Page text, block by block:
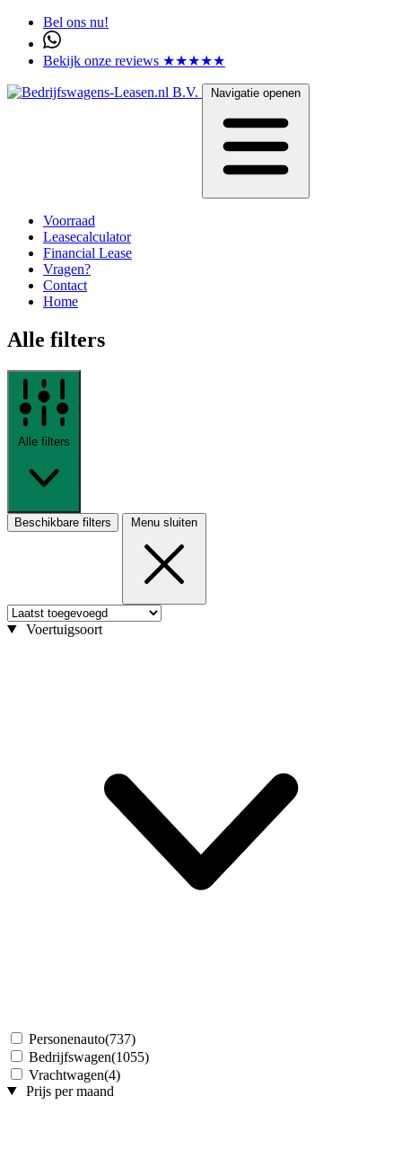
Bel ons nu!
Bekijk onze reviews ★★★★★
Navigatie openen
Voorraad
Leasecalculator
Financial Lease
Vragen?
Contact
Home
Alle filters
Alle filters
Beschikbare filters Menu sluiten
Voertuigsoort
Personenauto(737)
Bedrijfswagen(1055)
Vrachtwagen(4)
Prijs per maand